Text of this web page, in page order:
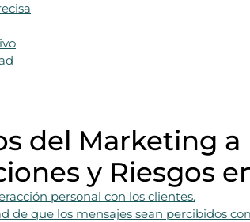
del Marketing a
y Riesgos
personal con los clientes.
de que los mensajes sean percibidos